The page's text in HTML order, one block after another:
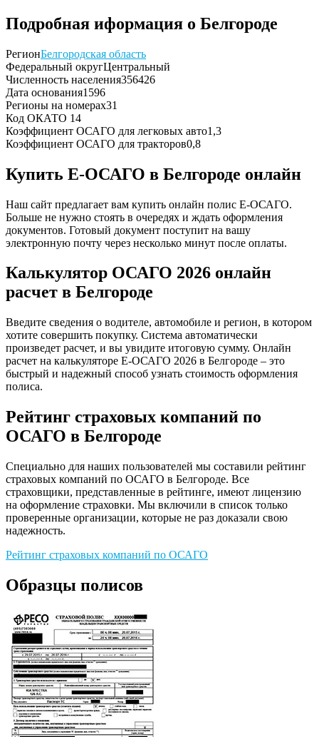
Подробная иформация о Белгороде
РегионБелгородская область
Федеральный округЦентральный
Численность населения356426
Дата основания1596
Регионы на номерах31
Код ОКАТО 14
Коэффициент ОСАГО для легковых авто1,3
Коэффициент ОСАГО для тракторов0,8
Купить Е-ОСАГО в Белгороде онлайн
Наш сайт предлагает вам купить онлайн полис Е-ОСАГО.
Больше не нужно стоять в очередях и ждать оформления
документов. Готовый документ поступит на вашу
электронную почту через несколько минут после оплаты.
Калькулятор ОСАГО 2026 онлайн
расчет в Белгороде
Введите сведения о водителе, автомобиле и регион, в котором
хотите совершить покупку. Система автоматически
произведет расчет, и вы увидите итоговую сумму. Онлайн
расчет на калькуляторе Е-ОСАГО 2026 в Белгороде – это
быстрый и надежный способ узнать стоимость оформления
полиса.
Рейтинг страховых компаний по
ОСАГО в Белгороде
Специально для наших пользователей мы составили рейтинг
страховых компаний по ОСАГО в Белгороде. Все
страховщики, представленные в рейтинге, имеют лицензию
на оформление страховки. Мы включили в список только
проверенные организации, которые не раз доказали свою
надежность.
Рейтинг страховых компаний по ОСАГО
Образцы полисов